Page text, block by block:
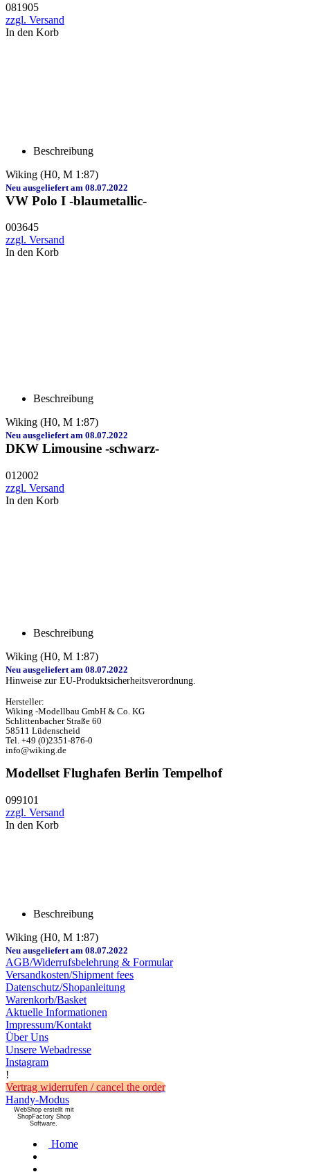
081905
zzgl. Versand
In den Korb
Beschreibung
Wiking (H0, M 1:87)
Neu ausgeliefert am 08.07.2022
VW Polo I -blaumetallic-
003645
zzgl. Versand
In den Korb
Beschreibung
Wiking (H0, M 1:87)
Neu ausgeliefert am 08.07.2022
DKW Limousine -schwarz-
012002
zzgl. Versand
In den Korb
Beschreibung
Wiking (H0, M 1:87)
Neu ausgeliefert am 08.07.2022
Hinweise zur EU-Produktsicherheitsverordnung.
Hersteller:
Wiking -Modellbau GmbH & Co. KG
Schlittenbacher Straße 60
58511 Lüdenscheid
Tel. +49 (0)2351-876-0
info@wiking.de
Modellset Flughafen Berlin Tempelhof
099101
zzgl. Versand
In den Korb
Beschreibung
Wiking (H0, M 1:87)
Neu ausgeliefert am 08.07.2022
AGB/Widerrufsbelehrung & Formular
Versandkosten/Shipment fees
Datenschutz/Shopanleitung
Warenkorb/Basket
Aktuelle Informationen
Impressum/Kontakt
Über Uns
Unsere Webadresse
Instagram
!
Vertrag widerrufen / cancel the order
Handy-Modus
WebShop erstellt mit
ShopFactory Shop
Software.
Home